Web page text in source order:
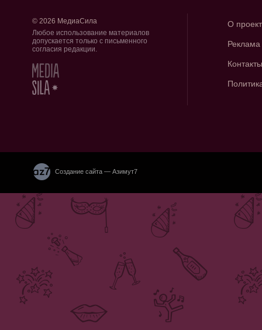
© 2026 МедиаСила
Любое использование материалов
допускается только с письменного
согласия редакции.
О
Реклама
Контакты
Создание сайта — Азимут7